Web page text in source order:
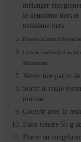
mélanger
le deuxième tiers
troisième tiers.
Fouetter la crème froide en
Lorsque le mélange chocolat
délicatement.
Verser une partie
Sortir le roulé
mousse.
Couvrir avec le
Faire fondre 50 g
Placer au